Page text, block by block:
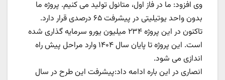
وی افزود: ما در فاز اول، متانول تولید می کنیم. پروژه ما
بدون واحد یوتیلیتی در پیشرفت ۶۵ درصدی قرار دارد.
تاکنون در این پروژه ۲۳۴ میلیون یورو سرمایه گذاری شده
است. این پروژه تا پایان سال ۱۴۰۴ وارد مراحل پیش راه
اندازی می شود.
انصاری در این باره ادامه داد:پیشرفت این طرح در سال